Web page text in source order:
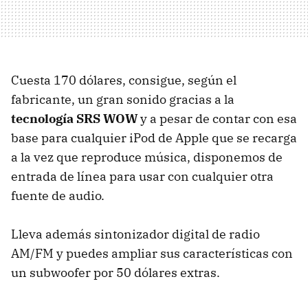
Cuesta 170 dólares, consigue, según el
fabricante, un gran sonido gracias a la
tecnología SRS WOWy a pesar de contar con esa
base para cualquier iPod de Apple que se recarga
a la vez que reproduce música, disponemos de
entrada de línea para usar con cualquier otra
fuente de audio.
Lleva además sintonizador digital de radio
AM/FM y puedes ampliar sus características con
un subwoofer por 50 dólares extras.